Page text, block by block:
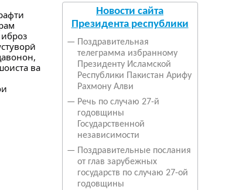
ва
Новости сайта
Президента республики
—
Поздравительная
телеграмма избранному
Президенту Исламской
Республики Пакистан Арифу
Рахмону Алви
— Речь по случаю 27-й
годовщины
Государственной
независимости
—
Поздравительные послания
от глав зарубежных
государств по случаю 27-ой
годовщины